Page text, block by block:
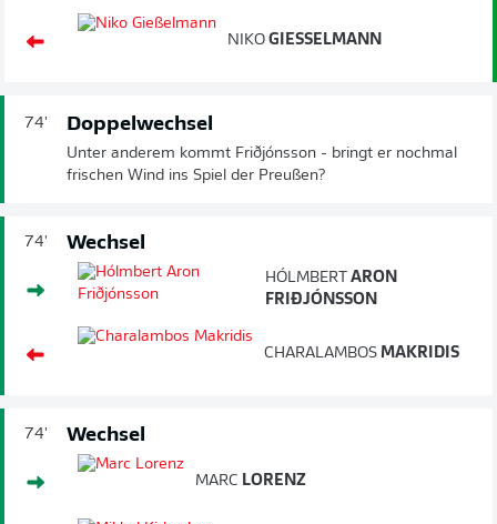
NIKO GIESSELMANN
74' Doppelwechsel
Unter anderem kommt Friðjónsson - bringt er nochmal
frischen Wind ins Spiel der Preußen?
74' Wechsel
HÓLMBERTARON
FRIÐJÓNSSON
CHARALAMBOS MAKRIDIS
74' Wechsel
MARC LORENZ